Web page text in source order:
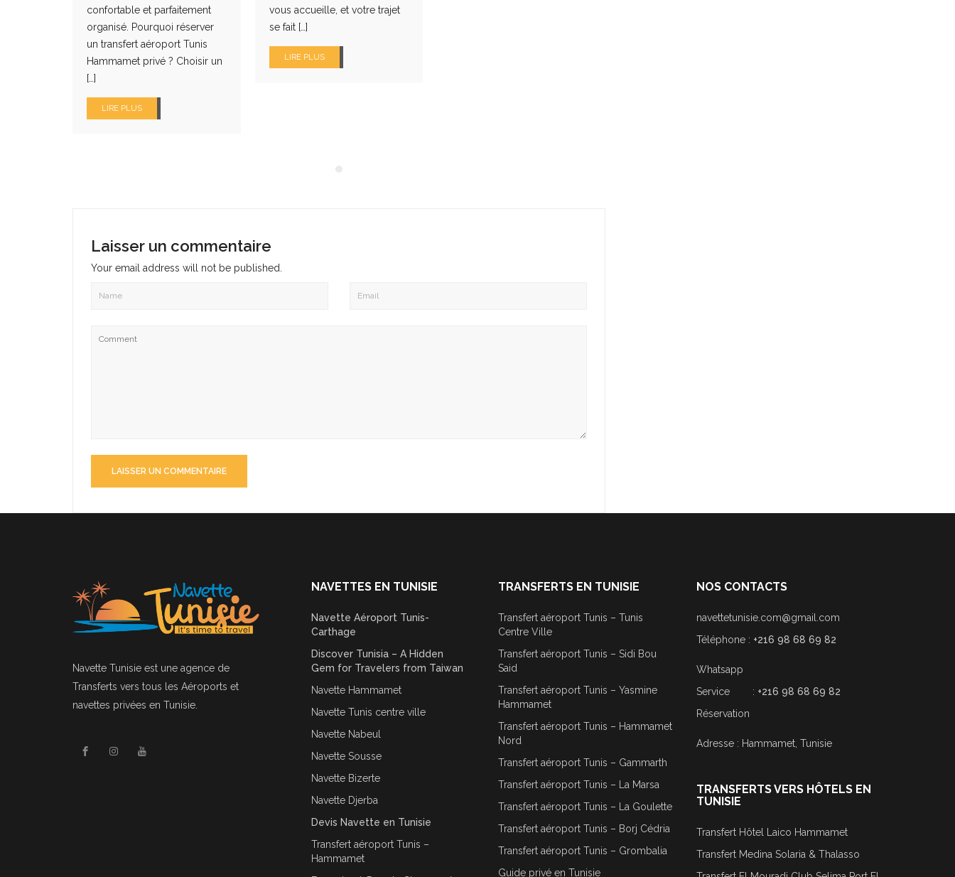
confortable et parfaitement
organisé. Pourquoi réserver
un transfert aéroport Tunis
Hammamet privé ? Choisir un
[…]
LIRE PLUS
vous accueille, et votre trajet
se fait […]
LIRE PLUS
Laisser un commentaire
Your email address will not be published.
Navette Tunisie est une agence de
Transferts vers tous les Aéroports et
navettes privées en Tunisie.
NAVETTES EN TUNISIE
Navette Aéroport Tunis-
Carthage
Discover Tunisia – A Hidden
Gem for Travelers from Taiwan
Navette Hammamet
Navette Tunis centre ville
Navette Nabeul
Navette Sousse
Navette Bizerte
Navette Djerba
Devis Navette en Tunisie
Transfert aéroport Tunis –
Hammamet
TRANSFERTS EN TUNISIE
Transfert aéroport Tunis – Tunis
Centre Ville
Transfert aéroport Tunis – Sidi Bou
Said
Transfert aéroport Tunis – Yasmine
Hammamet
Transfert aéroport Tunis – Hammamet
Nord
Transfert aéroport Tunis – Gammarth
Transfert aéroport Tunis – La Marsa
Transfert aéroport Tunis – La Goulette
Transfert aéroport Tunis – Borj Cédria
Transfert aéroport Tunis – Grombalia
Guide privé en Tunisie
NOS CONTACTS
navettetunisie.com@gmail.com
Téléphone : +216 98 68 69 82
Whatsapp
Service : +216 98 68 69 82
Réservation
Adresse : Hammamet, Tunisie
TRANSFERTS VERS HÔTELS EN
TUNISIE
Transfert Hôtel Laico Hammamet
Transfert Medina Solaria & Thalasso